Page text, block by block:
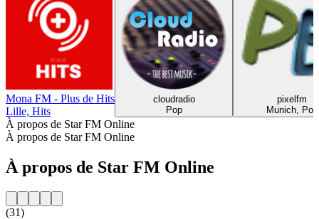
Mona FM - Plus de Hits
Lille, Hits
cloudradio
Pop
pixelfm
Munich, Pop
À propos de Star FM Online
À propos de Star FM Online
À propos de Star FM Online
(31)